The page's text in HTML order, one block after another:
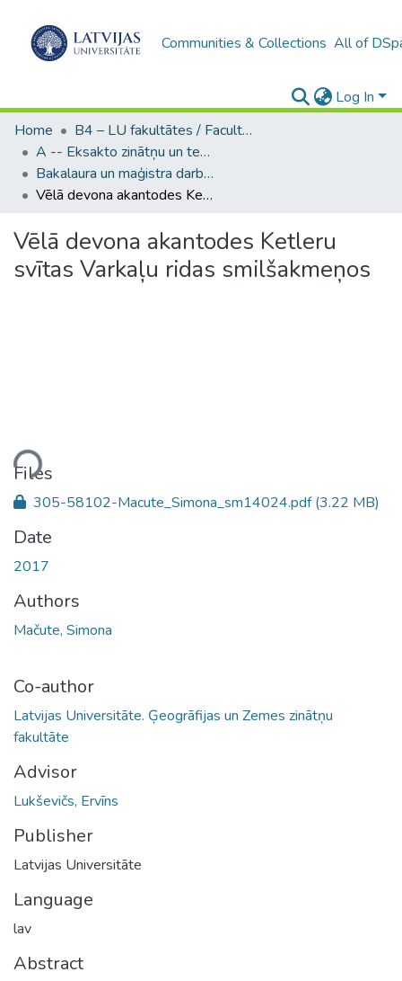
Communities & Collections All of
Log In
Home
B4 – LU fakultātes / Faculties of the UL
A -- Eksakto zinātņu un tehnoloģiju fakultāte / Faculty of Science and Technology
Bakalaura un maģistra darbi (EZTF) / Bachelor's and Master's theses
Vēlā devona akantodes Ketleru svītas Varkaļu ridas smilšakmeņos
Vēlā devona akantodes Ketleru
svītas Varkaļu ridas smilšakmeņos
Files
305-58102-Macute_Simona_sm14024.pdf(3.22 MB)
Date
2017
Authors
Mačute, Simona
Co-author
Latvijas Universitāte. Ģeogrāfijas un Zemes zinātņu
fakultāte
Advisor
Lukševičs, Ervīns
Publisher
Latvijas Universitāte
Language
lav
Abstract